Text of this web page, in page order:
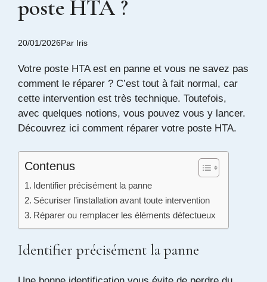
poste HTA ?
20/01/2026Par Iris
Votre poste HTA est en panne et vous ne savez pas
comment le réparer ? C’est tout à fait normal, car
cette intervention est très technique. Toutefois,
avec quelques notions, vous pouvez vous y lancer.
Découvrez ici comment réparer votre poste HTA.
Contenus
Identifier précisément la panne
Sécuriser l’installation avant toute intervention
Réparer ou remplacer les éléments défectueux
Identifier précisément la panne